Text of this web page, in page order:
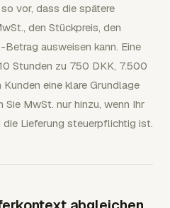
vor, dass die spätere
den Stückpreis, den
ausweisen kann. Eine
Stunden zu 750 DKK, 7.500
eine klare Grundlage
Sie MwSt. nur hinzu, wenn Ihr
Lieferung steuerpflichtig ist.